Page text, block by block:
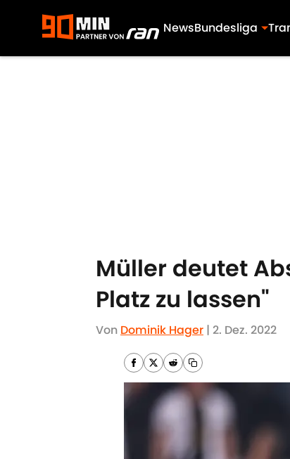
NewsBundesliga
Müller deutet
Platz zu lassen"
Von Dominik Hager | 2. Dez. 2022